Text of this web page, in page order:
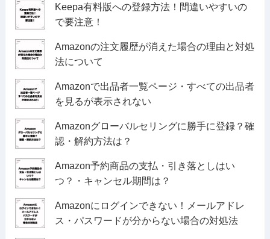
Keepa有料版への登録方法！間違いやすいの
で要注意！
Amazonの注文履歴が消えた場合の理由と対処
法について
Amazonで出品者一覧ページ・すべての出品者
を見るが表示されない
Amazonグローバルセリングに勝手に登録？確
認・解約方法は？
Amazon予約商品の支払・引き落としはい
つ？・キャンセル期間は？
Amazonにログインできない！メールアドレ
ス・パスワードが分からない場合の対処法